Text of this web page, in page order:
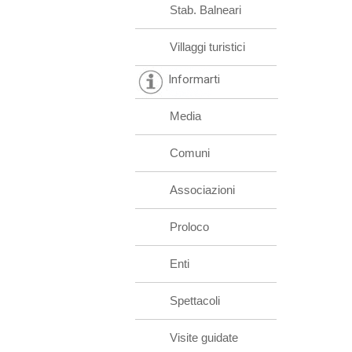
Stab. Balneari
Villaggi turistici
Informarti
Media
Comuni
Associazioni
Proloco
Enti
Spettacoli
Visite guidate